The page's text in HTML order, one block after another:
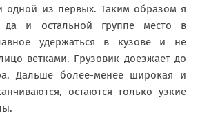
одной из первых. Таким образом я
да и остальной группе место в
удержаться в кузове и не
ветками. Грузовик доезжает до
Дальше более-менее широкая и
остаются только узкие